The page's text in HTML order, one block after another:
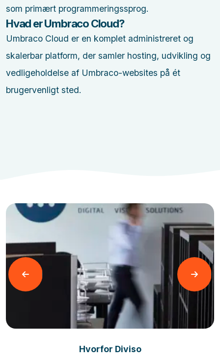
som primært programmeringssprog.
Hvad er Umbraco Cloud?
Umbraco Cloud er en komplet administreret og
skalerbar platform, der samler hosting, udvikling og
vedligeholdelse af Umbraco-websites på ét
brugervenligt sted.
Læs mere
Hvorfor Diviso